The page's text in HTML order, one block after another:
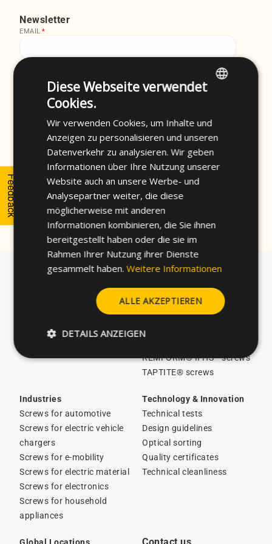
Newsletter
EMAIL *
I accept theprivacy policyof CELO and the
subscription to the newsletter.*
About CELO
ESG/Sustainability
Fasteners Finder
Screws for plastics
Screws for metal
Thin metal sheet screws
REMFORM® II HS™ screws
TAPTITE® screws
Industries
Screws for automotive
Screws for electric vehicle
chargers
Screws for e-mobility
Screws for electric material
Screws for electronics
Screws for household
appliances
Technology & Innovation
Technical tests
Design guidelines
Optical sorting
Quality certificates
Technical cleanliness
Global Locations
Feedback
SPANISH
GERMAN
Diese Webseite verwendet
Cookies.
Wir verwenden Cookies, um Inhalte und
Anzeigen zu personalisieren und unseren
Datenverkehr zu analysieren. Wir geben
Informationen über Ihre Nutzung unserer
Website auch an unsere Werbe- und
Analysepartner weiter, die diese
möglicherweise mit anderen
Informationen kombinieren, die Sie ihnen
bereitgestellt haben oder die sie im
Rahmen Ihrer Nutzung ihrer Dienste
gesammelt haben. Weitere Informationen
ALLE AKZEPTIEREN
DETAILS ANZEIGEN